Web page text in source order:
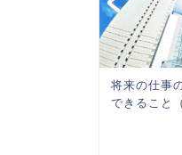
将来の仕事
できること